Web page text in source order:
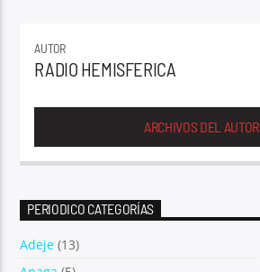
AUTOR
RADIO HEMISFERICA
ARCHIVOS DEL AUTOR
PERIODICO CATEGORÍAS
Adeje (13)